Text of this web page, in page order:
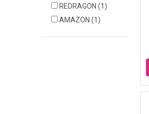
REDRAGON (1)
AMAZON (1)